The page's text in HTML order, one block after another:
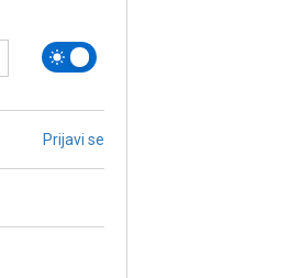
Prijavi se